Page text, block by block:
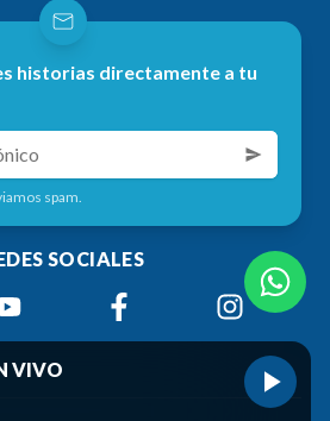
historias directamente a tu
spam.
SOCIALES
VIVO